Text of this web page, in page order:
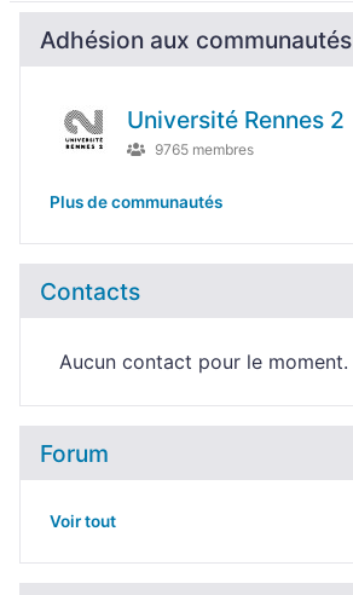
Adhésion aux communautés
Université Rennes 2
9765 membres
Plus de communautés
Contacts
Aucun contact pour le moment.
Forum
Voir tout